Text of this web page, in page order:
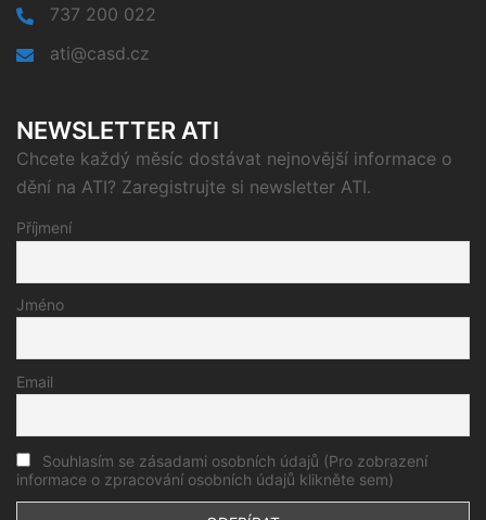
737 200 022
ati@casd.cz
NEWSLETTER ATI
Chcete každý měsíc dostávat nejnovější informace o
dění na ATI? Zaregistrujte si newsletter ATI.
Příjmení
Jméno
Email
Souhlasím se zásadami osobních údajů (Pro zobrazení
informace o zpracování osobních údajů klikněte sem)